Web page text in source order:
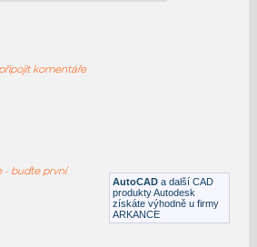
Výkresové prvky
Mapové symbolyAutoCAD a další CAD
produkty Autodesk
získáte výhodně u firmy
ARKANCE
komentáře
- buďte první